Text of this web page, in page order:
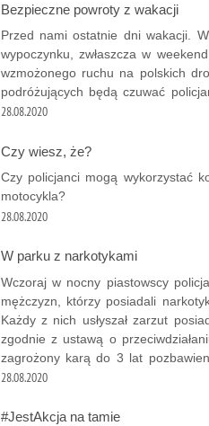
Bezpieczne powroty z wakacji
Przed nami ostatnie dni wakacji.
wypoczynku, zwłaszcza w
wzmożonego ruchu na polskich
podróżujących będą czuwać
28.08.2020
Czy wiesz, że?
Czy policjanci mogą wykorzystać
motocykla?
28.08.2020
W parku z narkotykami
Wczoraj w nocny piastowscy
mężczyzn, którzy posiadali
Każdy z nich usłyszał zarzut
zgodnie z ustawą o
zagrożony karą do 3 lat
28.08.2020
#JestAkcja na tamie